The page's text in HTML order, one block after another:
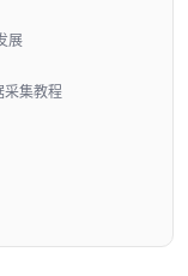
展
采集教程